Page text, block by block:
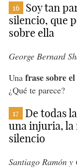
16
Soy tan
silencio, que
sobre ella
George Bernard
Una frase sobre
¿Qué te parece?
17
De todas
una injuria, la
silencio
Santiago Ramón y